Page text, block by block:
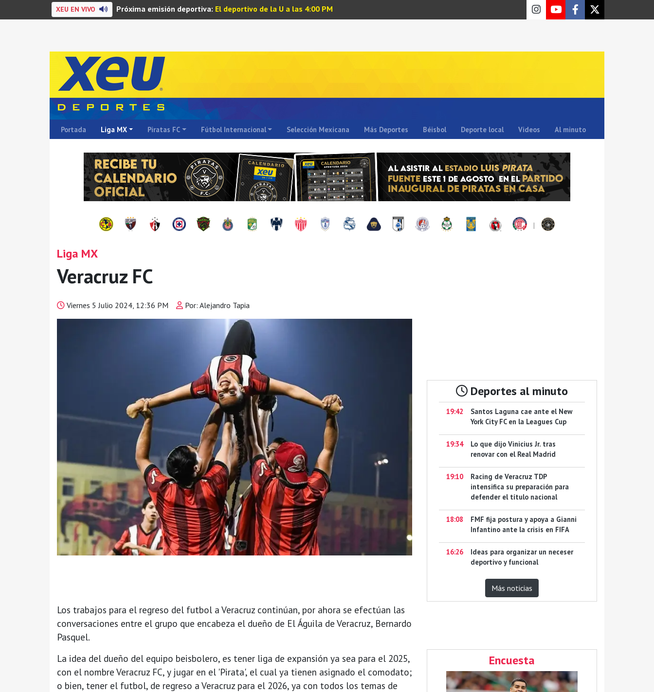
XEU EN VIVO Próxima emisión deportiva: El deportivo de la U a las 4:00 PM
Portada Liga MX Piratas FC Fútbol Internacional Selección Mexicana Más Deportes Béisbol Deporte local Videos Al minuto
|
Liga MX
Veracruz FC
Viernes 5 Julio 2024, 12:36 PM Por: Alejandro Tapia
Los trabajos para el regreso del futbol a Veracruz continúan, por ahora se efectúan las
conversaciones entre el grupo que encabeza el dueño de El Águila de Veracruz, Bernardo
Pasquel.
La idea del dueño del equipo beisbolero, es tener liga de expansión ya sea para el 2025,
con el nombre Veracruz FC, y jugar en el 'Pirata', el cual ya tienen asignado el comodato;
o bien, tener el futbol, de regreso a Veracruz para el 2026, ya con todos los temas de
Deportes al minuto
19:42
Santos Laguna cae ante el New
York City FC en la Leagues Cup
19:34
Lo que dijo Vinicius Jr. tras
renovar con el Real Madrid
19:10
Racing de Veracruz TDP
intensifica su preparación para
defender el título nacional
18:08
FMF fija postura y apoya a Gianni
Infantino ante la crisis en FIFA
16:26
Ideas para organizar un neceser
deportivo y funcional
Más noticias
Encuesta